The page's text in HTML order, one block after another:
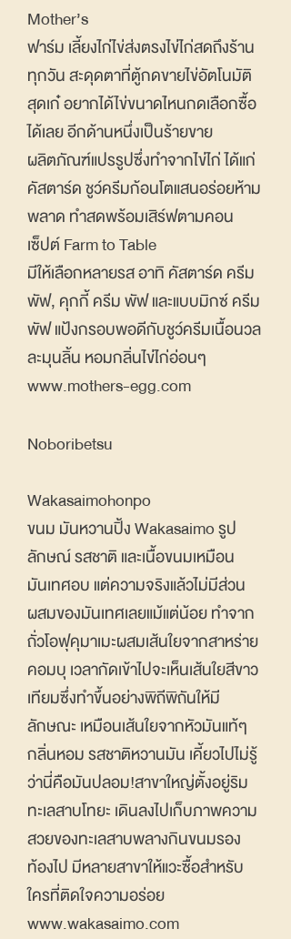
Mother’s
ฟาร์ม เลี้ยงไก่ไข่ส่งตรงไข่ไก่สดถึงร้าน
ทุกวัน สะดุดตาที่ตู้กดขายไข่อัตโนมัติ
สุดเก๋ อยากได้ไข่ขนาดไหนกดเลือกซื้อ
ได้เลย อีกด้านหนึ่งเป็นร้ายขาย
ผลิตภัณฑ์แปรรูปซึ่งทำจากไข่ไก่ ได้แก่
คัสตาร์ด ชูว์ครีมก้อนโตแสนอร่อยห้าม
พลาด ทำสดพร้อมเสิร์ฟตามคอน
เซ็ปต์ Farm to Table
มีให้เลือกหลายรส อาทิ คัสตาร์ด ครีม
พัฟ, คุกกี้ ครีม พัฟ และแบบมิกซ์ ครีม
พัฟ แป้งกรอบพอดีกับชูว์ครีมเนื้อนวล
ละมุนลิ้น หอมกลิ่นไข่ไก่อ่อนๆ
www.mothers-egg.com
Noboribetsu
Wakasaimohonpo
ขนม มันหวานปิ้ง Wakasaimo รูป
ลักษณ์ รสชาติ และเนื้อขนมเหมือน
มันเทศอบ แต่ความจริงแล้วไม่มีส่วน
ผสมของมันเทศเลยแม้แต่น้อย ทำจาก
ถั่วโอฟุคุมาเมะผสมเส้นใยจากสาหร่าย
คอมบุ เวลากัดเข้าไปจะเห็นเส้นใยสีขาว
เทียมซึ่งทำขึ้นอย่างพิถีพิถันให้มี
ลักษณะ เหมือนเส้นใยจากหัวมันแท้ๆ
กลิ่นหอม รสชาติหวานมัน เคี้ยวไปไม่รู้
ว่านี่คือมันปลอม!สาขาใหญ่ตั้งอยู่ริม
ทะเลสาบโทยะ เดินลงไปเก็บภาพความ
สวยของทะเลสาบพลางกินขนมรอง
ท้องไป มีหลายสาขาให้แวะซื้อสำหรับ
ใครที่ติดใจความอร่อย
www.wakasaimo.com